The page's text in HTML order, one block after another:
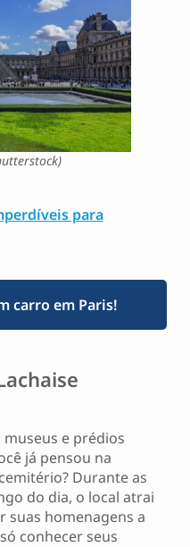
para
carro em Paris!
e prédios
já pensou na
Durante as
do dia, o local atrai
homenagens a
conhecer seus